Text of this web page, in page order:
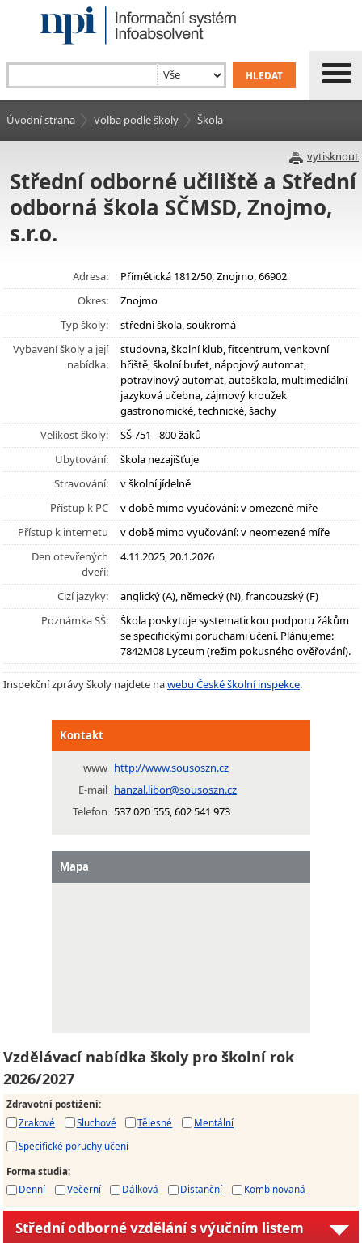
Úvodní strana Volba podle školy Škola
vytisknout
Střední odborné učiliště a Střední
odborná škola SČMSD, Znojmo,
s.r.o.
Adresa:
Přímětická 1812/50, Znojmo, 66902
Okres:
Znojmo
Typ školy:
střední škola, soukromá
Vybavení školy a její
nabídka:
studovna, školní klub, fitcentrum, venkovní
hřiště, školní bufet, nápojový automat,
potravinový automat, autoškola, multimediální
jazyková učebna, zájmový kroužek
gastronomické, technické, šachy
Velikost školy:
SŠ 751 - 800 žáků
Ubytování:
škola nezajišťuje
Stravování:
v školní jídelně
Přístup k PC
v době mimo vyučování: v omezené míře
Přístup k internetu
v době mimo vyučování: v neomezené míře
Den otevřených
dveří:
4.11.2025, 20.1.2026
Cizí jazyky:
anglický (A), německý (N), francouzský (F)
Poznámka SŠ:
Škola poskytuje systematickou podporu žákům
se specifickými poruchami učení. Plánujeme:
7842M08 Lyceum (režim pokusného ověřování).
Inspekční zprávy školy najdete nawebu České školní inspekce.
Kontakt
www http://www.sousoszn.cz
E-mail hanzal.libor@sousoszn.cz
Telefon 537 020 555, 602 541 973
Mapa
Vzdělávací nabídka školy pro školní rok
2026/2027
Zdravotní postižení:
Zrakové
Sluchové Tělesné
Mentální
Specifické poruchy učení
Forma studia:
Denní
Večerní Dálková Distanční Kombinovaná
Střední odborné vzdělání s výučním listem